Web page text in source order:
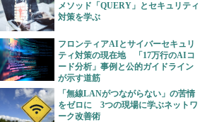
メソッド「QUERY」とセキュリティ
対策を学ぶ
フロンティアAIとサイバーセキュリ
ティ対策の現在地 「17万行のAIコ
ード分析」事例と公的ガイドライン
が示す道筋
「無線LANがつながらない」の苦情
をゼロに 3つの現場に学ぶネットワ
ーク改善術